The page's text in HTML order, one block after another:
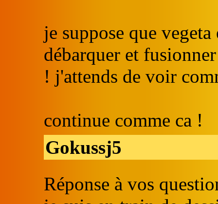
je suppose que
débarquer et
! j'attends de voir
continue comme ca !
Gokussj5
Réponse à vos